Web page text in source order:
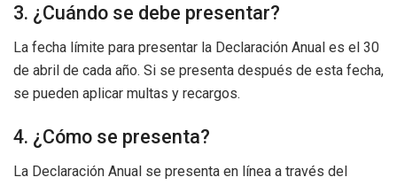
3. ¿Cuándo se debe presentar?
La fecha límite para presentar la Declaración Anual es el 30
de abril de cada año. Si se presenta después de esta fecha,
se pueden aplicar multas y recargos.
4. ¿Cómo se presenta?
La Declaración Anual se presenta en línea a través del